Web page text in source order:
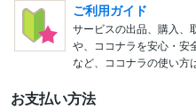
ご利用ガイド
サービスの出品、購入、
や、ココナラを安心・安
など、ココナラの使い方
お支払い方法